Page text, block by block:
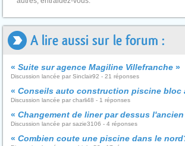
A lire aussi sur le forum :
« Suite sur agence Magiline Villefranche »
Discussion lancée par Sinclair92 - 21 réponses
« Conseils auto construction piscine bloc
Discussion lancée par charli48 - 1 réponses
« Changement de liner par dessus l'ancien
Discussion lancée par sazie3106 - 4 réponses
« Combien coute une piscine dans le